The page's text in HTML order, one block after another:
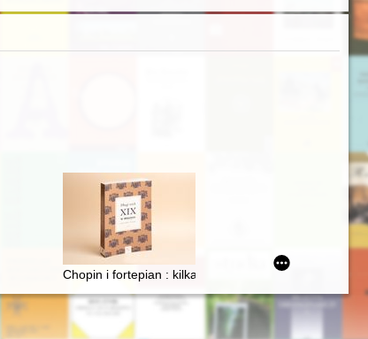
został twórcą opery narodowej
Chopin i fortepian : kilka uwag o relacji człowieka z